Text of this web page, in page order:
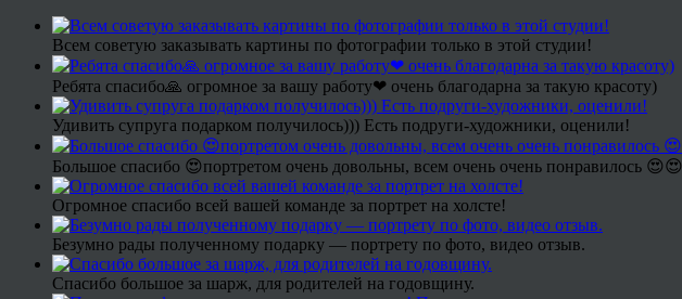
Всем советую заказывать картины по фотографии только в этой студии!
Ребята спасибо🙏 огромное за вашу работу❤ очень благодарна за такую красоту)
Удивить супруга подарком получилось))) Есть подруги-художники, оценили!
Большое спасибо 😍портретом очень довольны, всем очень очень понравилось 😍😍
Огромное спасибо всей вашей команде за портрет на холсте!
Безумно рады полученному подарку — портрету по фото, видео отзыв.
Спасибо большое за шарж, для родителей на годовщину.